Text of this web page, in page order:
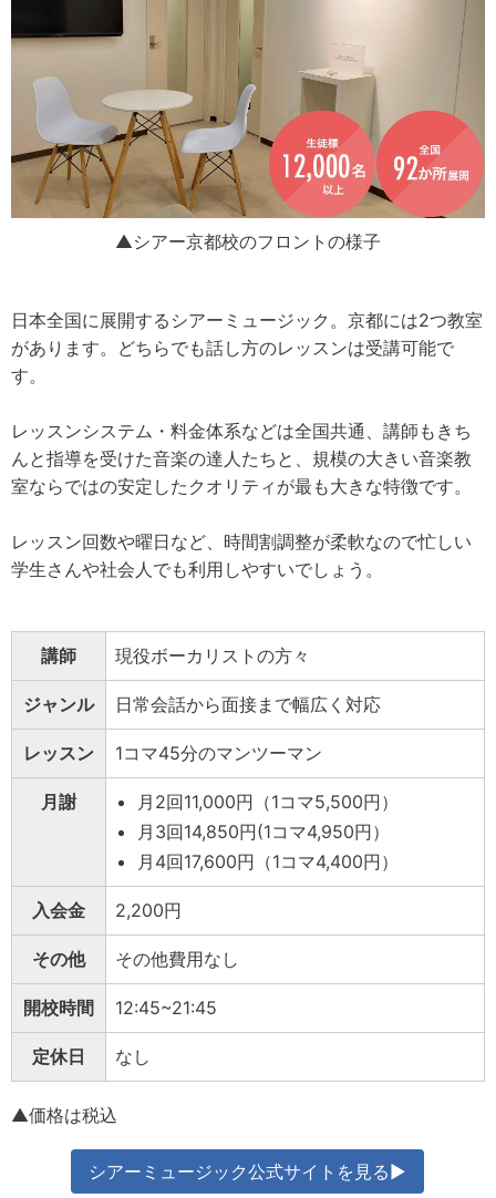
▲シアー京都校のフロントの様子
日本全国に展開するシアーミュージック。京都には2つ教室
があります。どちらでも話し方のレッスンは受講可能で
す。
レッスンシステム・料金体系などは全国共通、講師もきち
んと指導を受けた音楽の達人たちと、規模の大きい音楽教
室ならではの安定したクオリティが最も大きな特徴です。
レッスン回数や曜日など、時間割調整が柔軟なので忙しい
学生さんや社会人でも利用しやすいでしょう。
講師 現役ボーカリストの方々
ジャンル 日常会話から面接まで幅広く対応
レッスン 1コマ45分のマンツーマン
月謝
月2回11,000円（1コマ5,500円）
月3回14,850円(1コマ4,950円）
月4回17,600円（1コマ4,400円）
入会金 2,200円
その他 その他費用なし
開校時間 12:45~21:45
定休日 なし
▲価格は税込
シアーミュージック公式サイトを見る▶